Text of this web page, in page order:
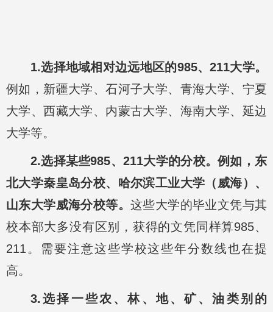
1.选择地域相对边远地区的985、211大学。
例如，新疆大学、石河子大学、青海大学、宁夏
大学、西藏大学、内蒙古大学、海南大学、延边
大学等。
2.选择某些985、211大学的分校。例如，东
北大学秦皇岛分校、哈尔滨工业大学（威海）、
山东大学威海分校等。 这些大学的毕业文凭与其
校本部大多没有区别，获得的文凭同样算985、
211。需要注意这些学校这些年分数线也在提
高。
3.选择一些农、林、地、矿、油类别的